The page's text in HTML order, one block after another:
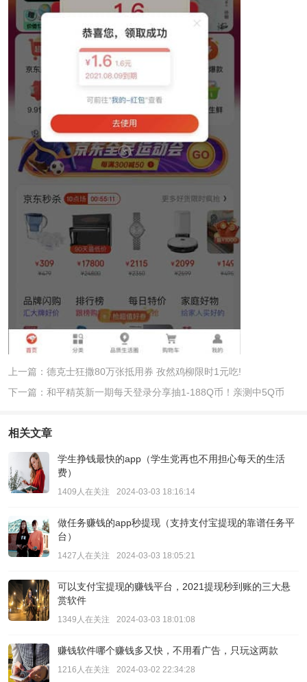
上一篇：德克士狂撒80万张抵用券 孜然鸡柳限时1元吃!
下一篇：和平精英新一期每天登录分享抽1-188Q币！亲测中5Q币
相关文章
学生挣钱最快的app（学生党再也不用担心每天的生活
费）
1409人在关注 2024-03-03 18:16:14
做任务赚钱的app秒提现（支持支付宝提现的靠谱任务平
台）
1427人在关注 2024-03-03 18:05:21
可以支付宝提现的赚钱平台，2021提现秒到账的三大悬
赏软件
1349人在关注 2024-03-03 18:01:08
赚钱软件哪个赚钱多又快，不用看广告，只玩这两款
1216人在关注 2024-03-02 22:34:28